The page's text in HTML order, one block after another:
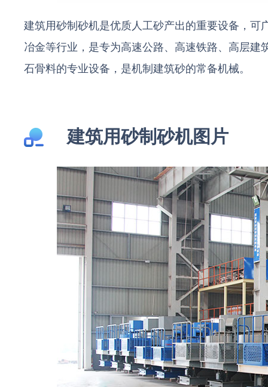
建筑用砂制砂机是优质人工砂产出的重要设备，
冶金等行业，是专为高速公路、高速铁路、高层
石骨料的专业设备，是机制建筑砂的常备机械。
建筑用砂制砂机图片